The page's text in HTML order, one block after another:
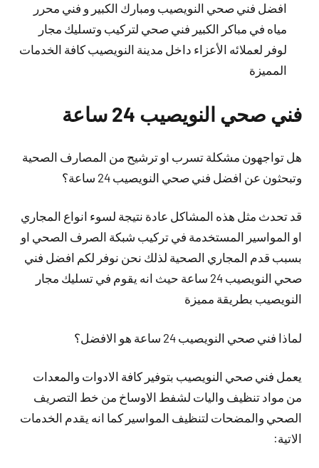
افضل فني صحي النويصيب ومبارك الكبير و فني محرر
مياه في مباكر الكبير فني صحي لتركيب وتسليك مجار
لوفر لعملائه الأعزاء داخل مدينة النويصيب كافة الخدمات
المميزة
فني صحي النويصيب 24 ساعة
هل تواجهون مشكلة تسرب او ترشيح من المصارف الصحية
وتبحثون عن افضل فني صحي النويصيب 24 ساعة؟
قد تحدث مثل هذه المشاكل عادة نتيجة لسوء انواع المجاري
او المواسير المستخدمة في تركيب شبكة الصرف الصحي او
بسبب قدم المجاري الصحية لذلك نحن نوفر لكم افضل فني
صحي النويصيب 24 ساعة حيث انه يقوم في تسليك مجار
النويصيب بطريقة مميزة
لماذا فني صحي النويصيب 24 ساعة هو الافضل؟
يعمل فني صحي النويصيب بتوفير كافة الادوات والمعدات
من مواد تنظيف واليات لشفط الاوساخ من خط التصريف
الصحي والمضحات لتنظيف المواسير كما انه يقدم الخدمات
الاتية: